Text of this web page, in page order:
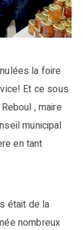
la foire
Et ce sous
, maire
municipal
en tant
était de la
nombreux